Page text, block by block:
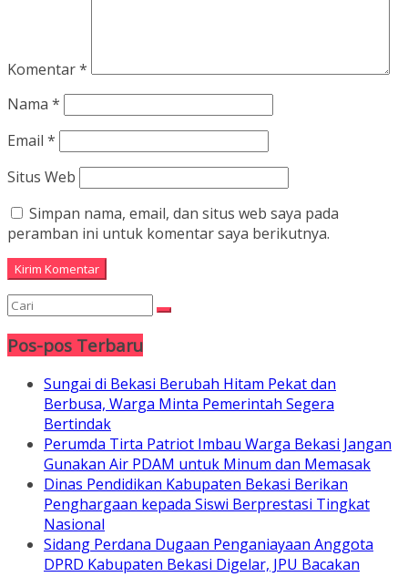
Komentar*
Nama *
Email *
Situs Web
Simpan nama, email, dan situs web saya pada
peramban ini untuk komentar saya berikutnya.
Pos-pos Terbaru
Sungai di Bekasi Berubah Hitam Pekat dan
Berbusa, Warga Minta Pemerintah Segera
Bertindak
Perumda Tirta Patriot Imbau Warga Bekasi Jangan
Gunakan Air PDAM untuk Minum dan Memasak
Dinas Pendidikan Kabupaten Bekasi Berikan
Penghargaan kepada Siswi Berprestasi Tingkat
Nasional
Sidang Perdana Dugaan Penganiayaan Anggota
DPRD Kabupaten Bekasi Digelar, JPU Bacakan